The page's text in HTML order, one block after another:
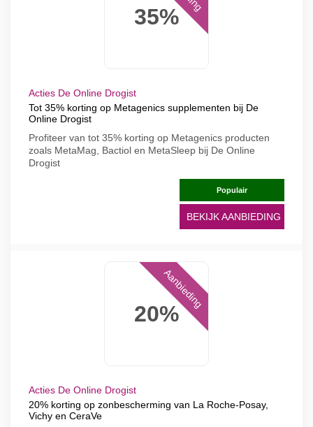
35%
Acties De Online Drogist
Tot 35% korting op Metagenics supplementen bij De
Online Drogist
Profiteer van tot 35% korting op Metagenics producten
zoals MetaMag, Bactiol en MetaSleep bij De Online
Drogist
Populair
BEKIJK AANBIEDING
20%
Aanbieding
Acties De Online Drogist
20% korting op zonbescherming van La Roche-Posay,
Vichy en CeraVe